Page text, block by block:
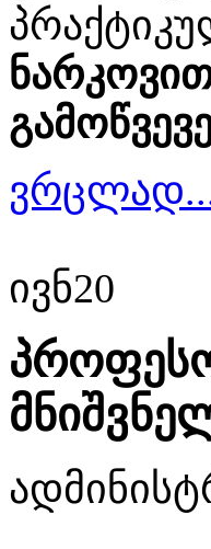
ივნ20